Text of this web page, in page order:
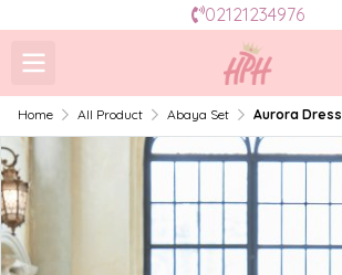
02121234976
Home All Product Abaya Set Aurora Dress